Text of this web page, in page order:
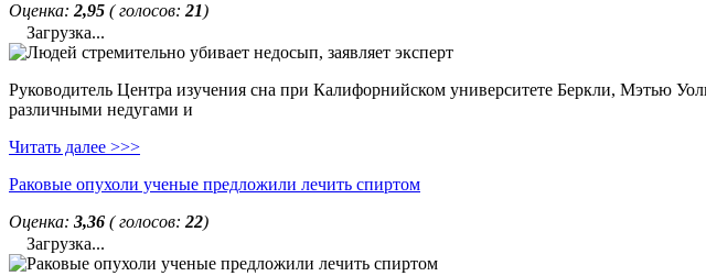
Оценка: 2,95 ( голосов: 21)
Загрузка...
Руководитель Центра изучения сна при Калифорнийском университете Беркли, Мэтью
различными недугами и
Читать далее >>>
Раковые опухоли ученые предложили лечить спиртом
Оценка: 3,36 ( голосов: 22)
Загрузка...